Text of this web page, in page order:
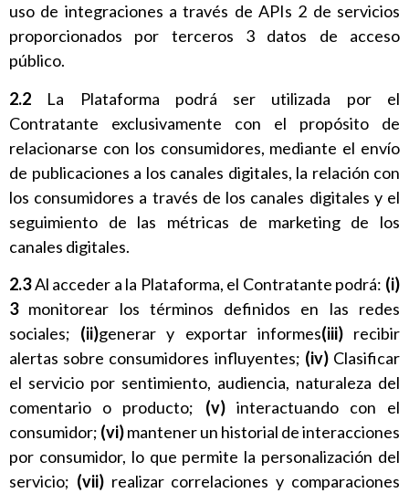
uso de integraciones a través de APIs 2 de servicios
proporcionados por terceros 3 datos de acceso
público.
2.2 La Plataforma podrá ser utilizada por el
Contratante exclusivamente con el propósito de
relacionarse con los consumidores, mediante el envío
de publicaciones a los canales digitales, la relación con
los consumidores a través de los canales digitales y el
seguimiento de las métricas de marketing de los
canales digitales.
2.3Al acceder a la Plataforma, el Contratante podrá: (i)
3 monitorear los términos definidos en las redes
sociales; (ii)generar y exportar informes(iii) recibir
alertas sobre consumidores influyentes; (iv) Clasificar
el servicio por sentimiento, audiencia, naturaleza del
comentario o producto; (v) interactuando con el
consumidor; (vi)mantener un historial de interacciones
por consumidor, lo que permite la personalización del
servicio; (vii) realizar correlaciones y comparaciones